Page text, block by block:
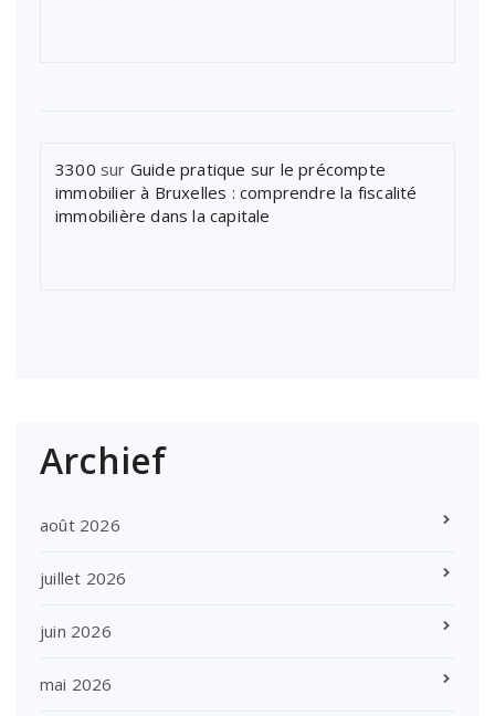
3300 sur Guide pratique sur le précompte
immobilier à Bruxelles : comprendre la fiscalité
immobilière dans la capitale
Archief
août 2026
juillet 2026
juin 2026
mai 2026